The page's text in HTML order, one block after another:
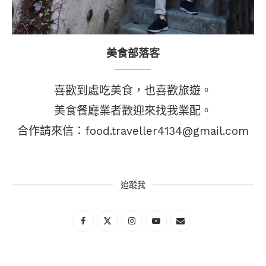
美食部落客
喜歡到處吃美食，也喜歡旅遊。
美食餐廳業者歡迎來找我業配。
合作請來信：food.traveller4134@gmail.com
追蹤我